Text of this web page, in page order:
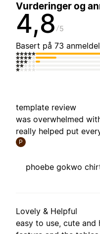
Vurderinger og
4,8 5
Basert på 73
template review
was overwhelmed
really helped put
P
phoebe gokwo
Lovely & Helpful
easy to use, cute and